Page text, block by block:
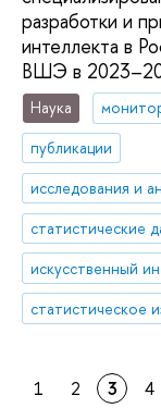
разработки и
интеллекта в
ВШЭ в
Наука
публикации
исследования и
статистические
искусственный
статистическое
1 2 3 4